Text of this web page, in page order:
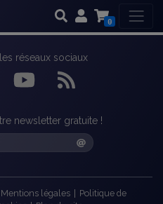
0
réseaux sociaux
newsletter gratuite !
Mentions légales
Politique de